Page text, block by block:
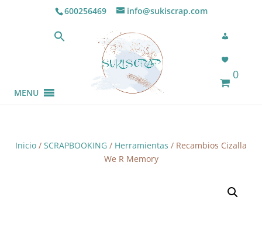
600256469 info@sukiscrap.com
0
MENU
Inicio / SCRAPBOOKING / Herramientas / Recambios Cizalla
We R Memory